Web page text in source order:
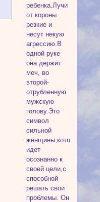
ребенка.Лучи
от короны
резкие и
несут некую
агрессию.В
одной руке
она держит
меч, во
второй-
отрубленную
мужскую
голову.Это
символ
сильной
женщины,которая
идет
осознанно к
своей цели,с
способной
решать свои
проблемы. Он